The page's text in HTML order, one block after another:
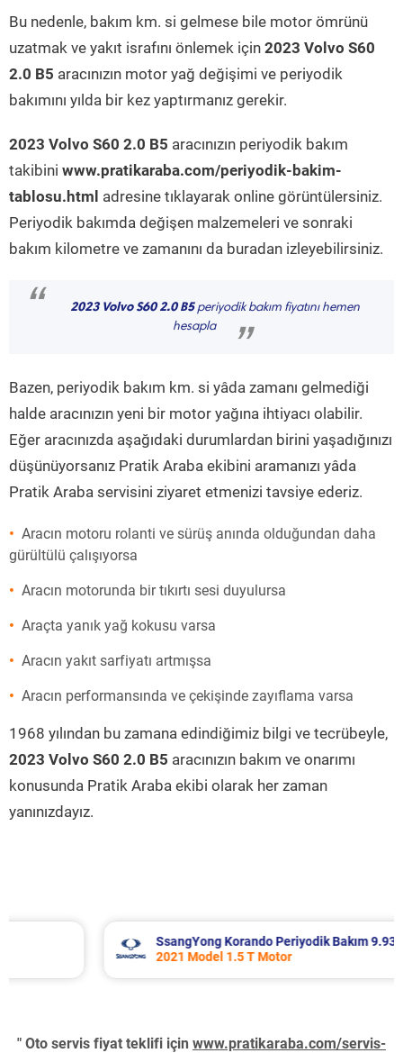
Bu nedenle, bakım km. si gelmese bile motor ömrünü
uzatmak ve yakıt israfını önlemek için 2023 Volvo S60
2.0 B5 aracınızın motor yağ değişimi ve periyodik
bakımını yılda bir kez yaptırmanız gerekir.
2023 Volvo S60 2.0 B5 aracınızın periyodik bakım
takibini www.pratikaraba.com/periyodik-bakim-
tablosu.html adresine tıklayarak online görüntülersiniz.
Periyodik bakımda değişen malzemeleri ve sonraki
bakım kilometre ve zamanını da buradan izleyebilirsiniz.
“ 2023 Volvo S60 2.0 B5periyodik bakım fiyatını hemen
hesapla
”
Bazen, periyodik bakım km. si yâda zamanı gelmediği
halde aracınızın yeni bir motor yağına ihtiyacı olabilir.
Eğer aracınızda aşağıdaki durumlardan birini yaşadığınızı
düşünüyorsanız Pratik Araba ekibini aramanızı yâda
Pratik Araba servisini ziyaret etmenizi tavsiye ederiz.
Aracın motoru rolanti ve sürüş anında olduğundan daha
gürültülü çalışıyorsa
Aracın motorunda bir tıkırtı sesi duyulursa
Araçta yanık yağ kokusu varsa
Aracın yakıt sarfiyatı artmışsa
Aracın performansında ve çekişinde zayıflama varsa
1968 yılından bu zamana edindiğimiz bilgi ve tecrübeyle,
2023 Volvo S60 2.0 B5 aracınızın bakım ve onarımı
konusunda Pratik Araba ekibi olarak her zaman
yanınızdayız.
SsangYong Korando Periyodik Bakım 9.937 TL
2021 Model 1.5 T Motor
" Oto servis fiyat teklifi için www.pratikaraba.com/servis-